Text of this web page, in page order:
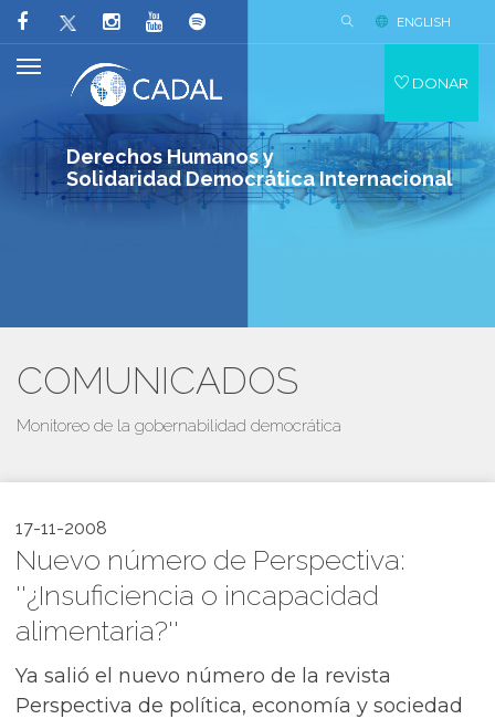
Derechos Humanos y
Solidaridad Democrática Internacional
ENGLISH
DONAR
COMUNICADOS
Monitoreo de la gobernabilidad democrática
17-11-2008
Nuevo número de Perspectiva:
''¿Insuficiencia o incapacidad
alimentaria?''
Ya salió el nuevo número de la revista
Perspectiva de política, economía y sociedad